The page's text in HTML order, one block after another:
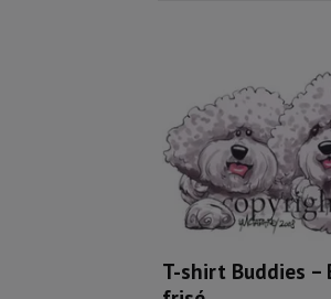
T-shirt Buddies –